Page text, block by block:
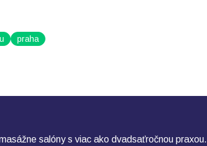
praha
salóny s viac ako dvadsaťročnou praxou.